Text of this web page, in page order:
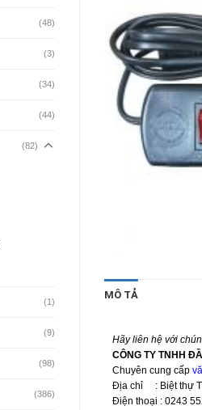
(48)
(3)
(34)
(44)
(82)
(1)
(9)
(98)
(386)
MÔ TẢ
Hãy liên hệ với
CÔNG TY TNHH
Chuyên cung cấp
Địa chỉ : Biệt thự
Điện thoại : 0243